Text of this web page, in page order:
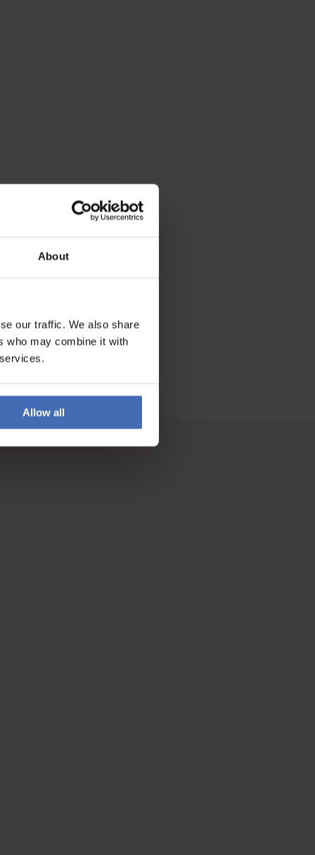
About
our traffic. We also share
who may combine it with
Allow all